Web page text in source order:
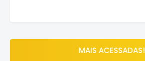
MAIS ACESSADAS!